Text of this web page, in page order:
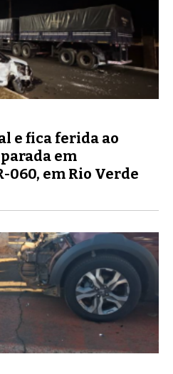
e fica ferida ao
em
060, em Rio Verde